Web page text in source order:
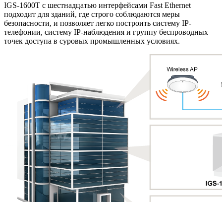
IGS-1600T с шестнадцатью интерфейсами Fast Ethernet
подходит для зданий, где строго соблюдаются меры
безопасности, и позволяет легко построить систему IP-
телефонии, систему IP-наблюдения и группу беспроводных
точек доступа в суровых промышленных условиях.